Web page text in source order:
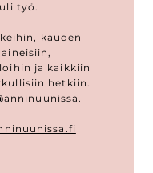
työ.
kauden
ja kaikkiin
hetkiin.